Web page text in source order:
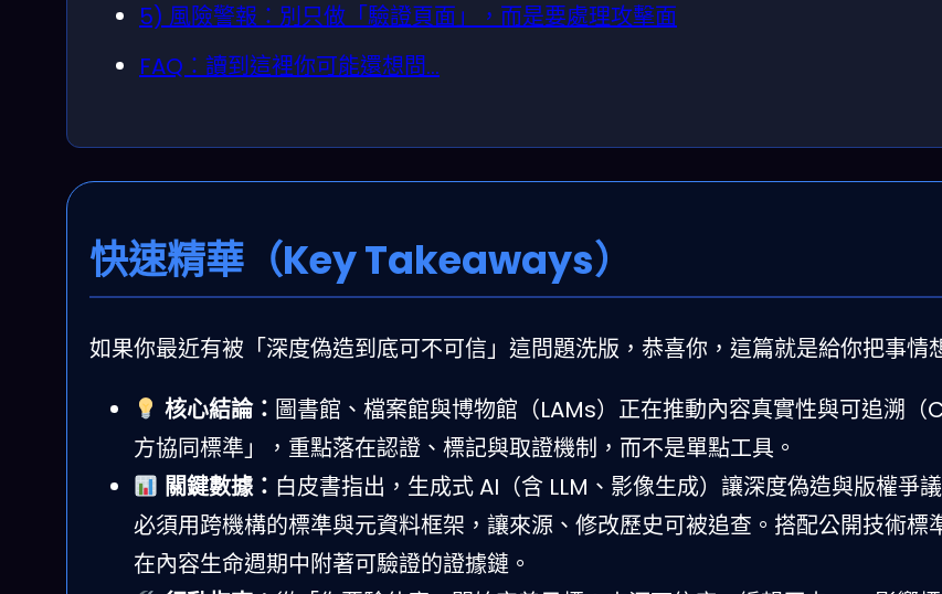
5) 風險警報：別只做「驗證頁面」，而是要處理攻擊面
FAQ：讀到這裡你可能還想問…
快速精華（Key Takeaways）
如果你最近有被「深度偽造到底可不可信」這問題洗版，恭喜你，這篇就是給你把事情
核心結論： 圖書館、檔案館與博物館（L​AMs）正在推動內容真實性與可追溯（
方協同標準」，重點落在認證、標記與取證機制，而不是單點工具。
關鍵數據： 白皮書指出，生成式 AI（含 LLM、影像生成）讓深度偽造與版權爭
必須用跨機構的標準與元資料框架，讓來源、修改歷史可被追查。搭配公開技術標
在內容生命週期中附著可驗證的證據鏈。